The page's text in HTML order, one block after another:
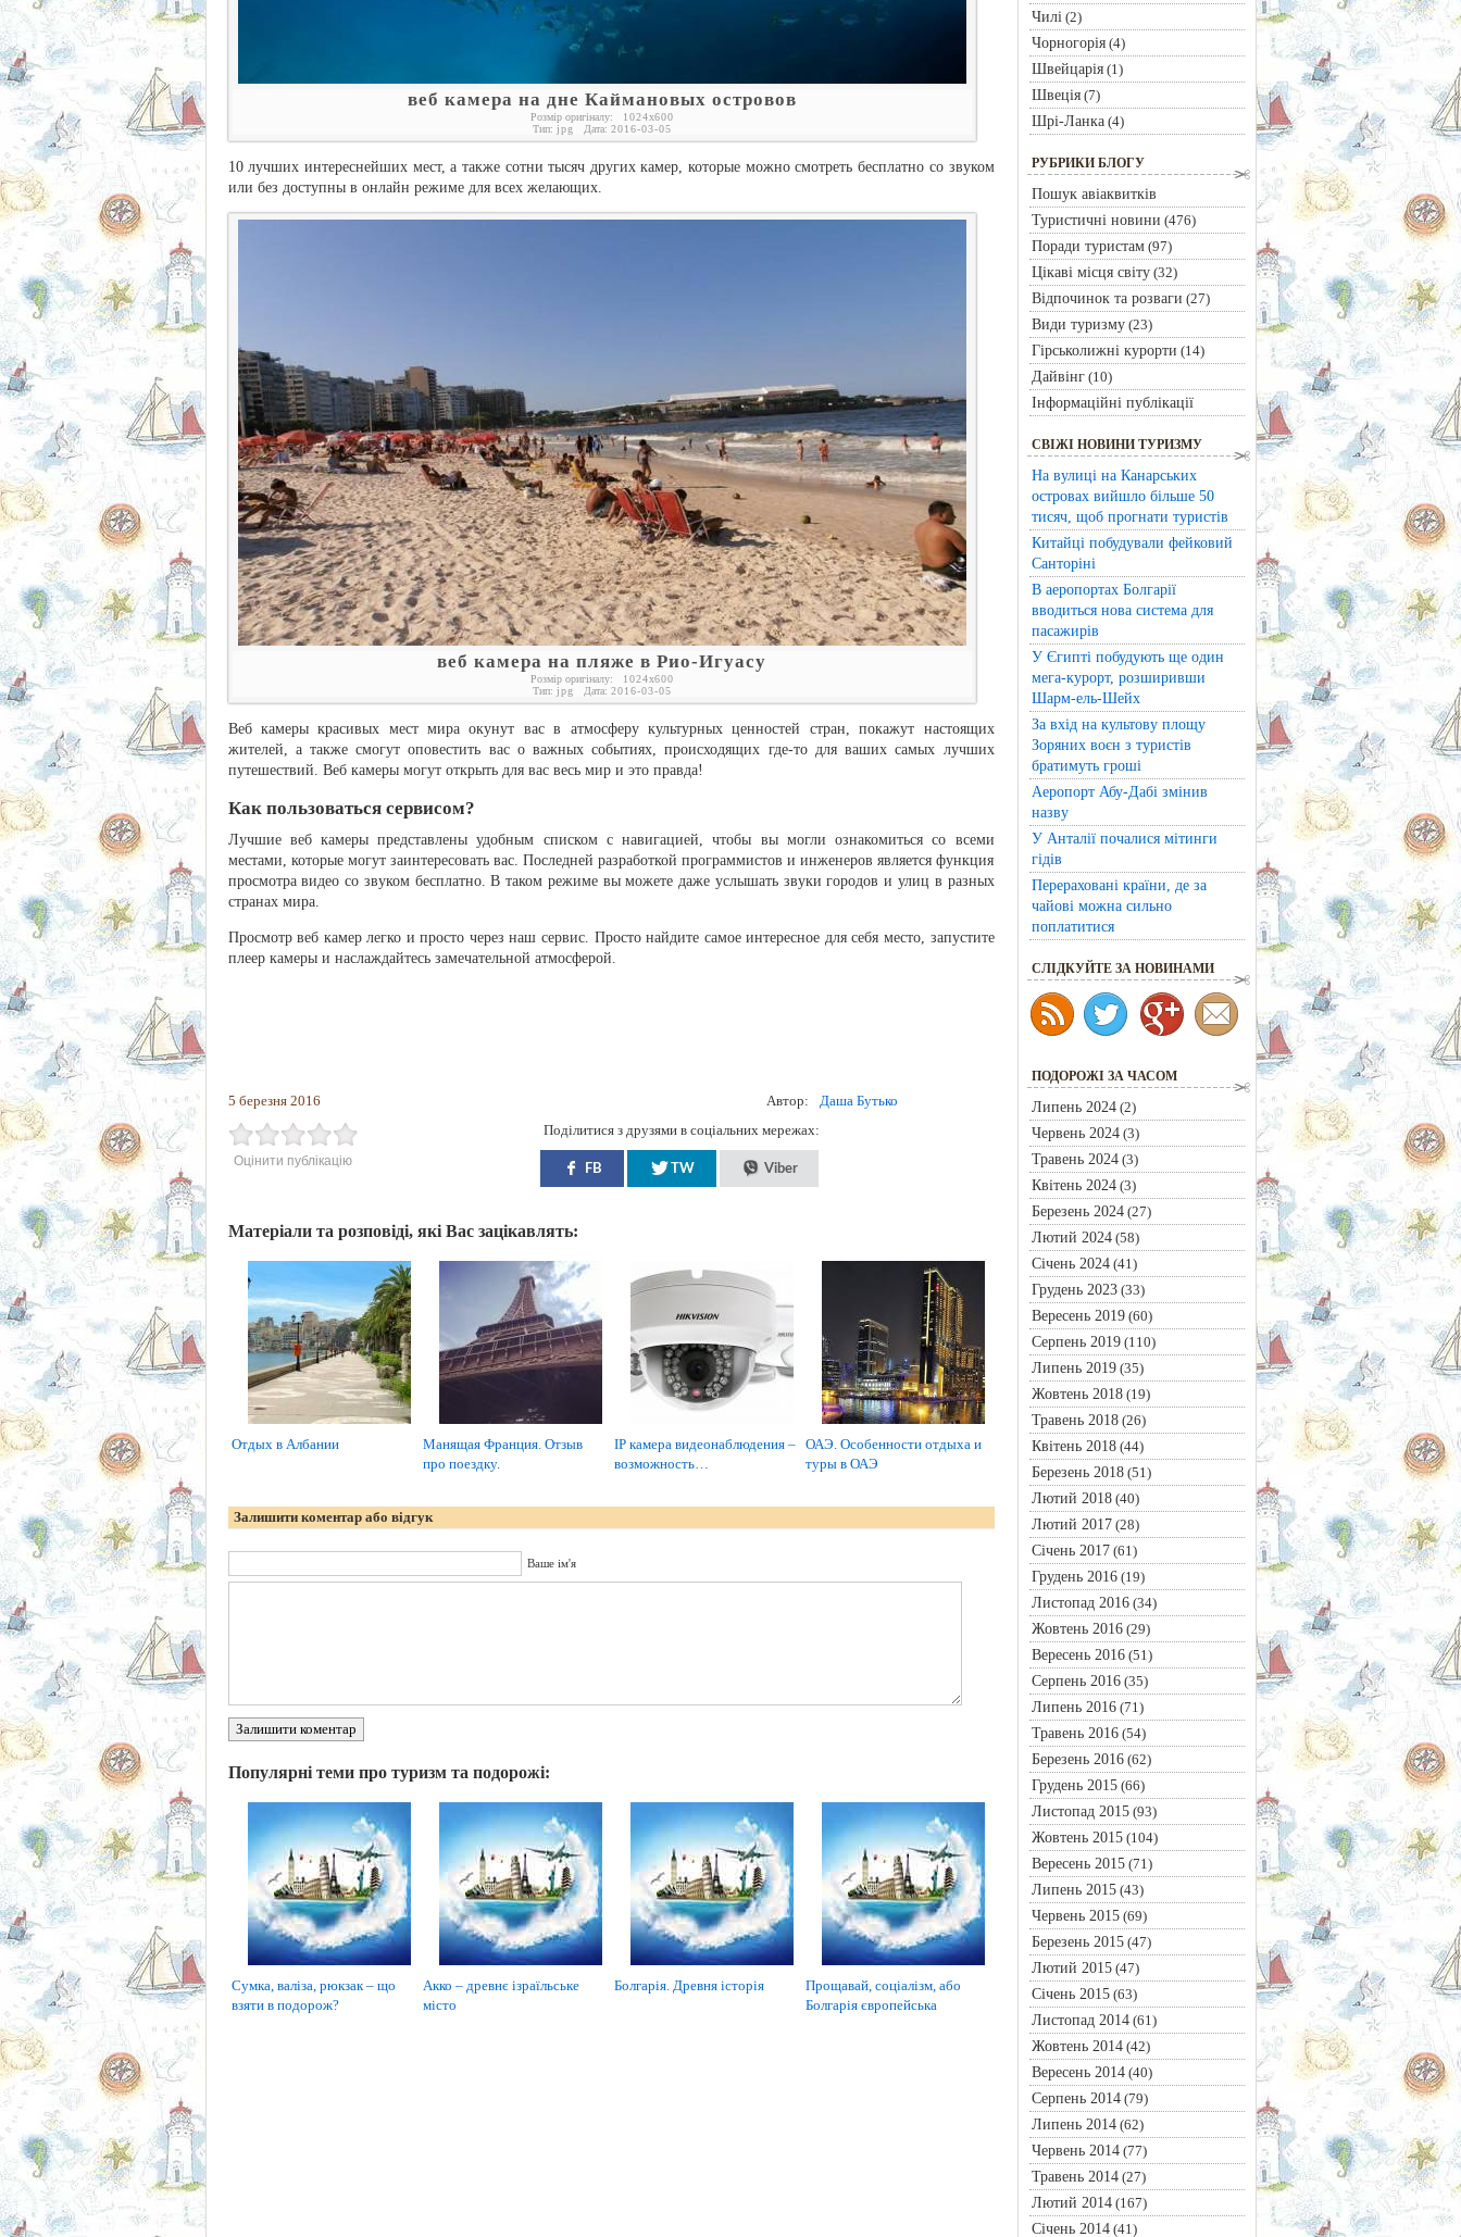
веб камера на дне Каймановых островов
Розмір оригіналу: 1024x600
Тип: jpg Дата: 2016-03-05
10 лучших интереснейших мест, а также сотни тысяч других камер, которые можно смотреть бесплатно со звуком
или без доступны в онлайн режиме для всех желающих.
веб камера на пляже в Рио-Игуасу
Розмір оригіналу: 1024x600
Тип: jpg Дата: 2016-03-05
Веб камеры красивых мест мира окунут вас в атмосферу культурных ценностей стран, покажут настоящих
жителей, а также смогут оповестить вас о важных событиях, происходящих где-то для ваших самых лучших
путешествий. Веб камеры могут открыть для вас весь мир и это правда!
Как пользоваться сервисом?
Лучшие веб камеры представлены удобным списком с навигацией, чтобы вы могли ознакомиться со всеми
местами, которые могут заинтересовать вас. Последней разработкой программистов и инженеров является функция
просмотра видео со звуком бесплатно. В таком режиме вы можете даже услышать звуки городов и улиц в разных
странах мира.
Просмотр веб камер легко и просто через наш сервис. Просто найдите самое интересное для себя место, запустите
плеер камеры и наслаждайтесь замечательной атмосферой.
5 березня 2016 Автор: Даша Бутько
Оцінити публікацію
Поділитися з друзями в соціальних мережах:
FB TW Viber
Матеріали та розповіді, які Вас зацікавлять:
Отдых в Албании
Манящая Франция. Отзыв
про поездку.
IP камера видеонаблюдения –
возможность…
ОАЭ. Особенности отдыха и
туры в ОАЭ
Залишити коментар або відгук
Ваше ім'я
Залишити коментар
Популярні теми про туризм та подорожі:
Сумка, валіза, рюкзак – що
взяти в подорож?
Акко – древнє ізраїльське
місто
Болгарія. Древня історія
Прощавай, соціалізм, або
Болгарія європейська
Чилі(2)
Чорногорія(4)
Швейцарія(1)
Швеція(7)
Шрі-Ланка(4)
РУБРИКИ БЛОГУ
Пошук авіаквитків
Туристичні новини (476)
Поради туристам(97)
Цікаві місця світу(32)
Відпочинок та розваги (27)
Види туризму(23)
Гірськолижні курорти (14)
Дайвінг(10)
Інформаційні публікації
СВІЖІ НОВИНИ ТУРИЗМУ
На вулиці на Канарських
островах вийшло більше 50
тисяч, щоб прогнати туристів
Китайці побудували фейковий
Санторіні
В аеропортах Болгарії
вводиться нова система для
пасажирів
У Єгипті побудують ще один
мега-курорт, розширивши
Шарм-ель-Шейх
За вхід на культову площу
Зоряних воєн з туристів
братимуть гроші
Аеропорт Абу-Дабі змінив
назву
У Анталії почалися мітинги
гідів
Перераховані країни, де за
чайові можна сильно
поплатитися
CЛІДКУЙТЕ ЗА НОВИНАМИ
ПОДОРОЖІ ЗА ЧАСОМ
Липень 2024(2)
Червень 2024(3)
Травень 2024(3)
Квітень 2024(3)
Березень 2024(27)
Лютий 2024(58)
Січень 2024(41)
Грудень 2023(33)
Вересень 2019(60)
Серпень 2019(110)
Липень 2019(35)
Жовтень 2018(19)
Травень 2018(26)
Квітень 2018(44)
Березень 2018(51)
Лютий 2018(40)
Лютий 2017(28)
Січень 2017(61)
Грудень 2016(19)
Листопад 2016(34)
Жовтень 2016(29)
Вересень 2016(51)
Серпень 2016(35)
Липень 2016(71)
Травень 2016(54)
Березень 2016(62)
Грудень 2015(66)
Листопад 2015(93)
Жовтень 2015(104)
Вересень 2015(71)
Липень 2015(43)
Червень 2015(69)
Березень 2015(47)
Лютий 2015(47)
Січень 2015(63)
Листопад 2014(61)
Жовтень 2014(42)
Вересень 2014(40)
Серпень 2014(79)
Липень 2014(62)
Червень 2014(77)
Травень 2014(27)
Лютий 2014(167)
Січень 2014(41)